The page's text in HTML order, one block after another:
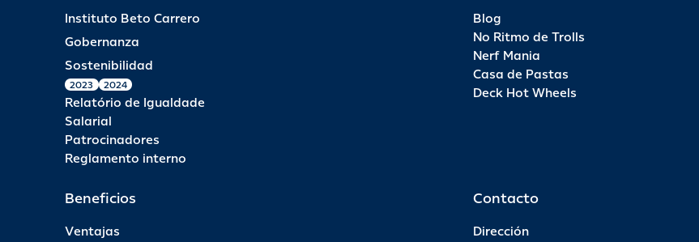
Instituto Beto Carrero
Gobernanza
Sostenibilidad
2023 2024
Relatório de Igualdade
Salarial
Patrocinadores
Reglamento interno
Blog
No Ritmo de Trolls
Nerf Mania
Casa de Pastas
Deck Hot Wheels
Beneficios
Ventajas
Contacto
Dirección